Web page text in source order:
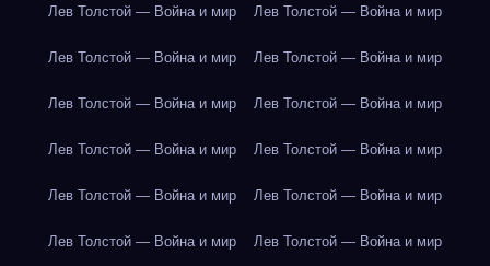
Лев Толстой — Война и мир Лев Толстой — Война и мир
Лев Толстой — Война и мир Лев Толстой — Война и мир
Лев Толстой — Война и мир Лев Толстой — Война и мир
Лев Толстой — Война и мир Лев Толстой — Война и мир
Лев Толстой — Война и мир Лев Толстой — Война и мир
Лев Толстой — Война и мир Лев Толстой — Война и мир